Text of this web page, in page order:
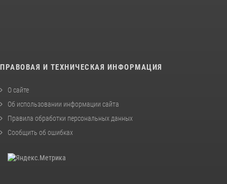
ПРАВОВАЯ И ТЕХНИЧЕСКАЯ ИНФОРМАЦИЯ
О сайте
Об использовании информации сайта
Правила обработки персональных данных
Сообщить об ошибках